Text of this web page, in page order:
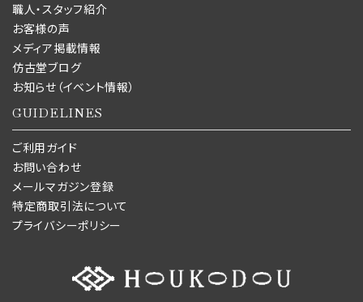
職人・スタッフ紹介
お客様の声
メディア掲載情報
仿古堂ブログ
お知らせ（イベント情報）
GUIDELINES
ご利用ガイド
お問い合わせ
メールマガジン登録
特定商取引法について
プライバシーポリシー